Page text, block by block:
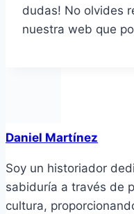
dudas! No olvides
nuestra web que
Daniel Martínez
Soy un historiador
sabiduría a través de
cultura,